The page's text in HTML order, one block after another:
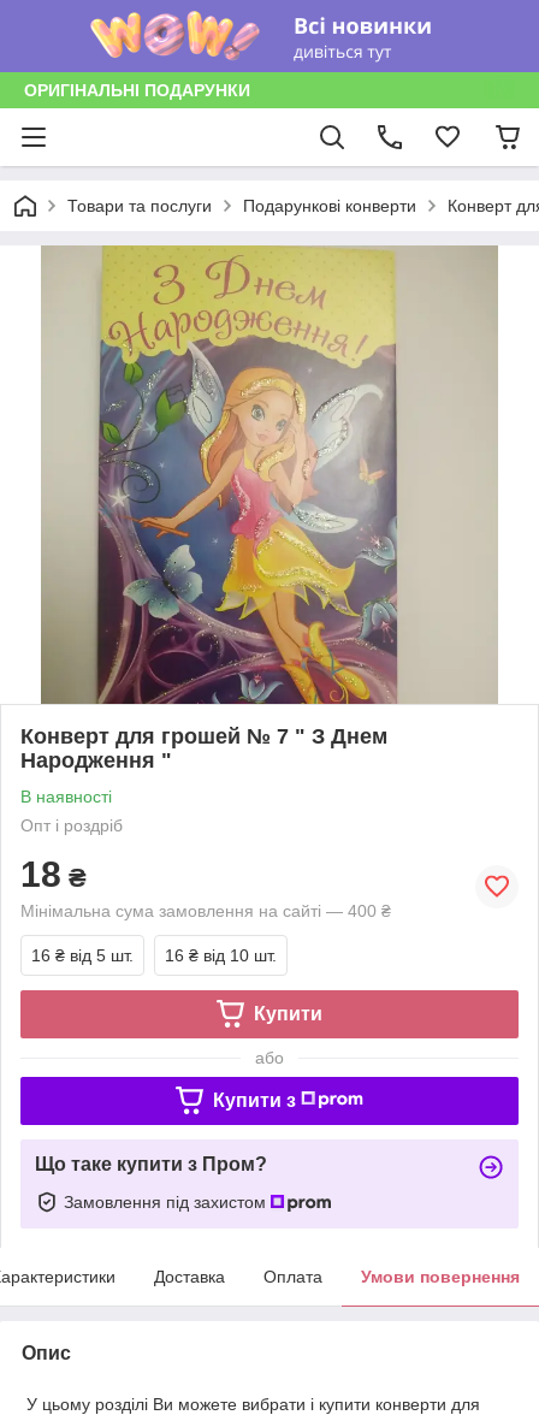
ОРИГІНАЛЬНІ ПОДАРУНКИ
Товари та послуги Подарункові конверти Конверт
Конверт для грошей № 7 " З Днем
Народження "
В наявності
Опт і роздріб
18 ₴
Мінімальна сума замовлення на сайті — 400 ₴
16 ₴ від 5 шт. 16 ₴ від 10 шт.
Купити
або
Купити з
Що таке купити з Пром?
Замовлення під захистом
Доставка Оплата Умови повернення
Опис
У цьому розділі Ви можете вибрати і купити конверти для